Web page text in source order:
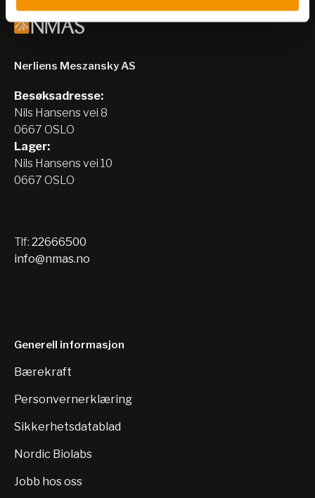
Nerliens Meszansky AS
Besøksadresse:
Nils Hansens vei 8
0667 OSLO
Lager:
Nils Hansens vei 10
0667 OSLO
Tlf: 22666500
info@nmas.no
Generell informasjon
Bærekraft
Personvernerklæring
Sikkerhetsdatablad
Nordic Biolabs
Jobb hos oss